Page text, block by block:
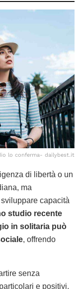
lo conferma- dailybest.it
di libertà o un
ma
capacità
studio recente
in solitaria può
, offrendo
senza
e positivi.